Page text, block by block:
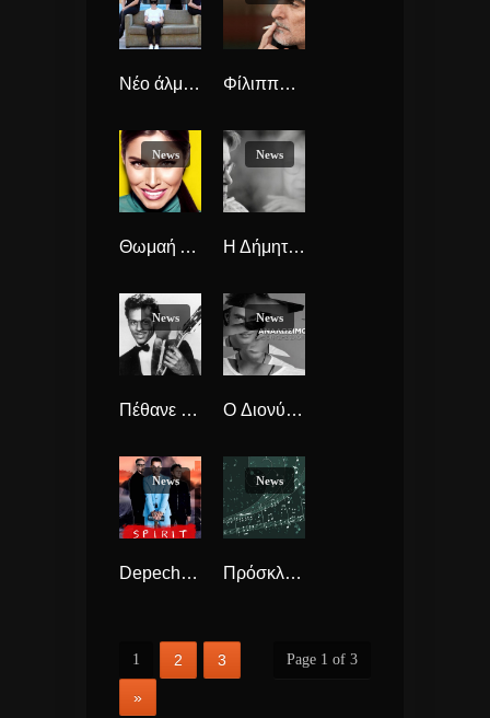
Νέο άλμπουμ κυκλοφορούν οι The Cranberries! Φίλιππος Πλιάτσικας με νέο δίσκο “Βάλε Φωτιά”
News
Θωμαή Απέργη νέο τραγούδι με σφραγίδα Νίκου Βέρτη «Ό,τι Αγάπησα Εσύ»
News
Η Δήμητρα Γαλάνη οπτικοποιεί το «Ευτυχισμένοι Άνθρωποι», με τη συμμετοχή του Γιώργου Νανούρη. Δείτε το.
News
Πέθανε ο Chuck Berry! Ο “πατέρας” της ροκ εν ρολ!
News
O Διονύσης Σχοινάς και ο Φοίβος έχουν το «Αναλώσιμο Προϊόν» τους.
News
Depeche Mode με νέο album & single!
News
Πρόσκληση ενδιαφέροντος για 30 καλλιτέχνες στο εκπαιδευτικό πρόγραμμα της ΕΛΣ, Lab Μουσικού Θεάτρου
Page 1 of 3
1 2 3
»